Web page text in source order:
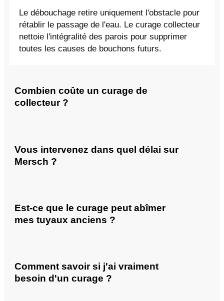
Le débouchage retire uniquement l'obstacle pour
rétablir le passage de l'eau. Le curage collecteur
nettoie l'intégralité des parois pour supprimer
toutes les causes de bouchons futurs.
Combien coûte un curage de
collecteur ?
Vous intervenez dans quel délai sur
Mersch ?
Est-ce que le curage peut abîmer
mes tuyaux anciens ?
Comment savoir si j'ai vraiment
besoin d'un curage ?